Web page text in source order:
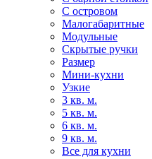
С островом
Малогабаритные
Модульные
Скрытые ручки
Размер
Мини-кухни
Узкие
3 кв. м.
5 кв. м.
6 кв. м.
9 кв. м.
Все для кухни